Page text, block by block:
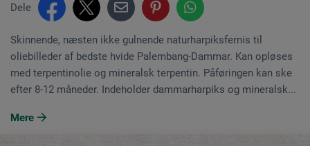
Dele
Skinnende, næsten ikke gulnende naturharpiksfernis til
oliebilleder af bedste hvide Palembang-Dammar. Kan opløses
med terpentinolie og mineralsk terpentin. Påføringen kan ske
efter 8-12 måneder. Indeholder dammarharpiks og mineralsk...
Mere